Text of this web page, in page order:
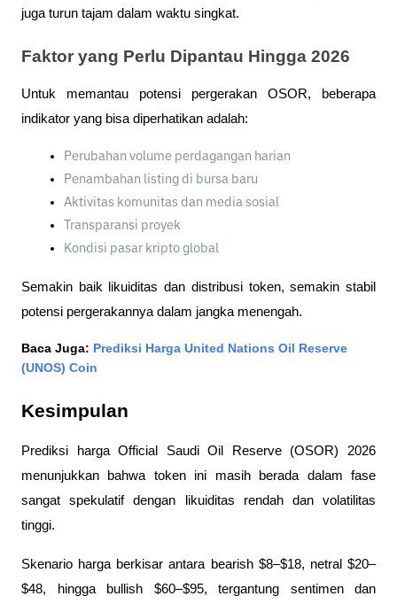
juga turun tajam dalam waktu singkat.
Faktor yang Perlu Dipantau Hingga 2026
Untuk memantau potensi pergerakan OSOR, beberapa
indikator yang bisa diperhatikan adalah:
Perubahan volume perdagangan harian
Penambahan listing di bursa baru
Aktivitas komunitas dan media sosial
Transparansi proyek
Kondisi pasar kripto global
Semakin baik likuiditas dan distribusi token, semakin stabil
potensi pergerakannya dalam jangka menengah.
Baca Juga: Prediksi Harga United Nations Oil Reserve
(UNOS) Coin
Kesimpulan
Prediksi harga Official Saudi Oil Reserve (OSOR) 2026
menunjukkan bahwa token ini masih berada dalam fase
sangat spekulatif dengan likuiditas rendah dan volatilitas
tinggi.
Skenario harga berkisar antara bearish $8–$18, netral $20–
$48, hingga bullish $60–$95, tergantung sentimen dan